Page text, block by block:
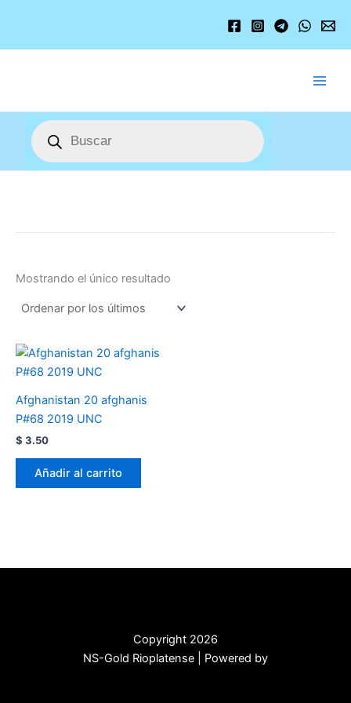
contenido
Búsqueda
de
productos
Mostrando el único resultado
Afghanistan 20 afghanis
P#68 2019 UNC
$ 3.50
Añadir al carrito
Copyright 2026
NS-Gold Rioplatense | Powered by